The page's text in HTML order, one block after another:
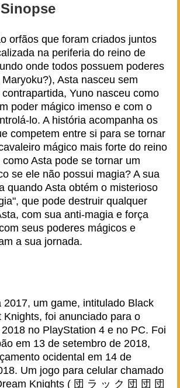
orfãos que foram criados juntos
na periferia do reino de
onde todos possuem poderes
Asta nasceu sem
Yuno nasceu como
poder mágico imenso e com o
lo. A história acompanha os
competem entre si para se tornar
mágico mais forte do reino
Asta pode se tornar um
se ele não possui magia? A sua
quando Asta obtém o misterioso
que pode destruir qualquer
com sua anti-magia e força
seus poderes mágicos e
a sua jornada.
2017, um game, intitulado Black
Knights, foi anunciado para o
no PlayStation 4 e no PC. Foi
em 13 de setembro de 2018,
ocidental em 14 de
Um jogo para celular chamado
Knights ( 団 ラ ッ ク 団 団 団